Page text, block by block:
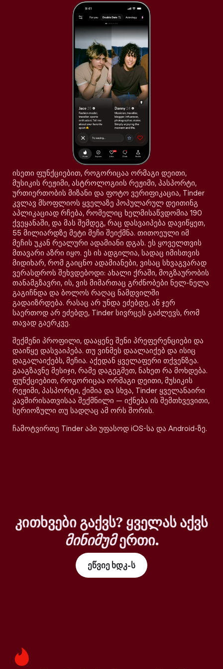
ისეთი ფუნქციებით, როგორიცაა ორმაგი დეითი,
მუსიკის რეჟიმი, ასტროლოგიის რეჟიმი, პასპორტი,
ურთიერთობის მიზანი და ფოტო ვერიფიკაცია, Tinder
კვლავ მსოფლიოს ყველაზე პოპულარულ დეითინგ
აპლიკაციად რჩება, რომელიც ხელმისაწვდომია 190
ქვეყანაში, და მას შემდეგ, რაც დასვაიპება დავიწყეთ,
55 მილიარდზე მეტი მეჩი შეიქმნა. თითოეული იმ
მეჩის უკან რეალური ადამიანი დგას. ეს ყოველთვის
მთავარი აზრი იყო. ეს ის ადგილია, სადაც იმისთვის
მიდიხარ, რომ გაიცნო ადამიანები, ვისაც სხვაგვარად
ვერასდროს შეხვდებოდი: ახალი ქრაში, მოგზაურობის
თანამგზავრი, ის, ვის მიმართაც გრძნობები ნელ-ნელა
გაგიჩნდა და ბოლოს რაღაც ნამდვილში
გადაიზრდება. რასაც არ უნდა ეძებდე, ან ჯერ
საერთოდ არ ეძებდე, Tinder სივრცეს გაძლევს, რომ
თავად გაერკვე.
შექმენი პროფილი, დააყენე შენი პრეფერენციები და
დაიწყე დასვაიპება. თუ ვინმეს დაალაიქებ და ისიც
დაგალაიქებს, მეჩია. აქედან ყველაფერი თქვენზეა.
გააგზავნე მესიჯი, რამე დაგეგმეთ, ნახეთ რა მოხდება.
ფუნქციებით, როგორიცაა ორმაგი დეითი, მუსიკის
რეჟიმი, პასპორტი, ქიმია და სხვა, Tinder ყველანაირი
კავშირისათვისაა შექმნილი — იქნება ის შემთხვევითი,
სერიოზული თუ სადღაც ამ ორს შორის.
ჩამოტვირთე Tinder აპი უფასოდ iOS-სა და Android-ზე.
კითხვები გაქვს? ყველას აქვს
მინიმუმერთი.
ეწვიე ხდკ-ს